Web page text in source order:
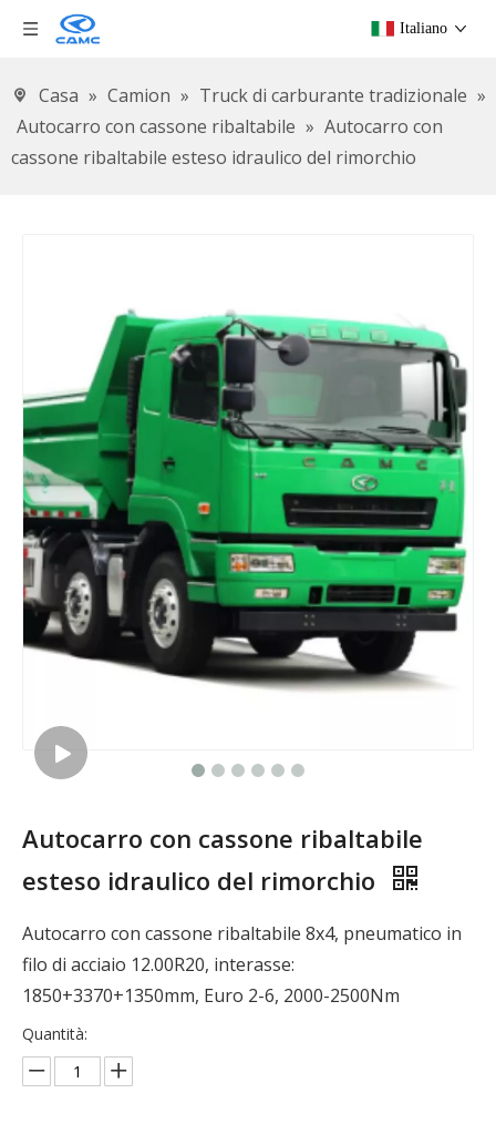
Italiano
Casa » Camion » Truck di carburante tradizionale »
Autocarro con cassone ribaltabile » Autocarro con
cassone ribaltabile esteso idraulico del rimorchio
Autocarro con cassone ribaltabile
esteso idraulico del rimorchio
Autocarro con cassone ribaltabile 8x4, pneumatico in
filo di acciaio 12.00R20, interasse:
1850+3370+1350mm, Euro 2-6, 2000-2500Nm
Quantità: